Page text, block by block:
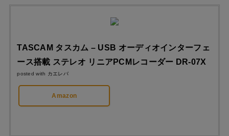
TASCAM タスカム – USB オーディオインターフェ
ース搭載 ステレオ リニアPCMレコーダー DR-07X
posted with カエレバ
Amazon